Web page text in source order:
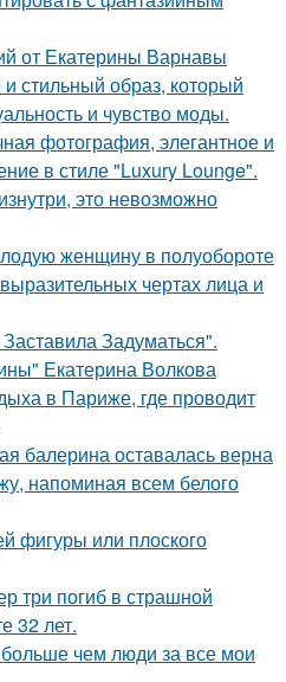
от Екатерины Варнавы
стильный образ, который
и чувство моды.
фотография, элегантное и
в стиле "Luxury Lounge".
это невозможно
женщину в полуобороте
чертах лица и
Задуматься".
Екатерина Волкова
в Париже, где проводит
балерина оставалась верна
напоминая всем белого
фигуры или плоского
три погиб в страшной
32 лет.
чем люди за все мои